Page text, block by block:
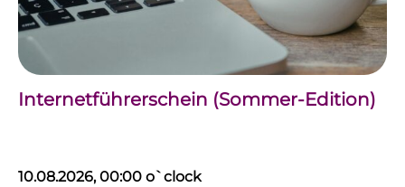
Internetführerschein (Sommer-Edition)
10.08.2026, 00:00 o`clock